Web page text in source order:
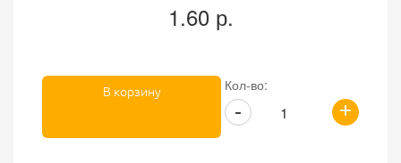
1.60 р.
Кол-во:
+
-
В корзину